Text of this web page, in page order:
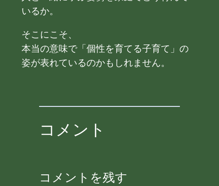
いるか。
そこにこそ、
本当の意味で「個性を育てる子育て」の
姿が表れているのかもしれません。
コメント
コメントを残す